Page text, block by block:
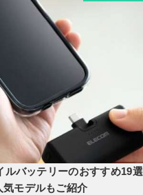
ルバッテリーのおすすめ19
モデルもご紹介